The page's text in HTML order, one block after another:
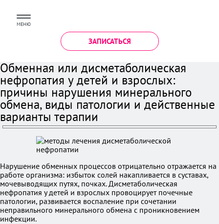
МЕНЮ
ЗАПИСАТЬСЯ
Обменная или дисметаболическая
нефропатия у детей и взрослых:
причины нарушения минерального
обмена, виды патологии и действенные
варианты терапии
Нарушение обменных процессов отрицательно отражается на
работе организма: избыток солей накапливается в суставах,
мочевыводящих путях, почках. Дисметаболическая
нефропатия у детей и взрослых провоцирует почечные
патологии, развивается воспаление при сочетании
неправильного минерального обмена с проникновением
инфекции.